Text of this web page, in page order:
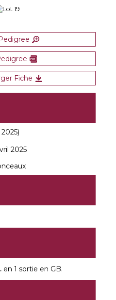
Fiche
2025
en 1 sortie en GB.